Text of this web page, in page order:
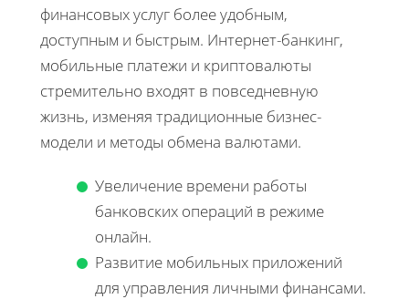
финансовых услуг более удобным,
доступным и быстрым. Интернет-банкинг,
мобильные платежи и криптовалюты
стремительно входят в повседневную
жизнь, изменяя традиционные бизнес-
модели и методы обмена валютами.
Увеличение времени работы
банковских операций в режиме
онлайн.
Развитие мобильных приложений
для управления личными финансами.